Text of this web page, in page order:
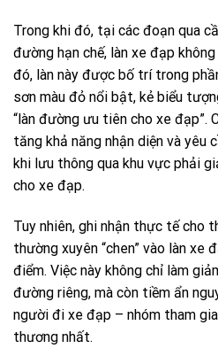
Trong khi đó, tại các đoạn qua
đường hạn chế, làn xe đạp
đó, làn này được bố trí trong
sơn màu đỏ nổi bật, kẻ biểu
“làn đường ưu tiên cho xe đạp”.
tăng khả năng nhận diện và yêu
khi lưu thông qua khu vực phải
cho xe đạp.
Tuy nhiên, ghi nhận thực tế cho
thường xuyên “chen” vào làn
điểm. Việc này không chỉ làm
đường riêng, mà còn tiềm ẩn
người đi xe đạp – nhóm tham
thương nhất.